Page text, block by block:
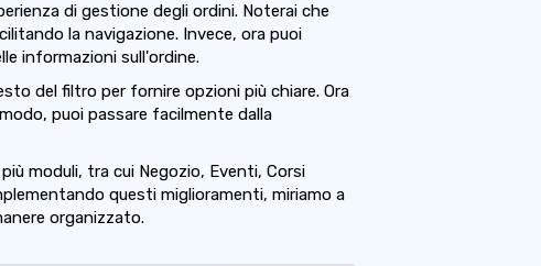
di gestione degli ordini. Noterai che
la navigazione. Invece, ora puoi
informazioni sull'ordine.
del filtro per fornire opzioni più chiare. Ora
puoi passare facilmente dalla
moduli, tra cui Negozio, Eventi, Corsi
questi miglioramenti, miriamo a
organizzato.